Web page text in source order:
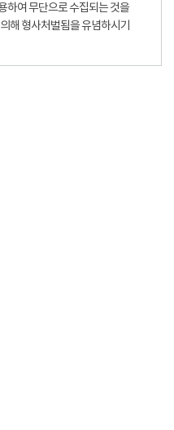
하여 무단으로 수집되는 것을
해 형사처벌됨을 유념하시기